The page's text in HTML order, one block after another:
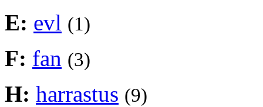
E: evl (1)
F: fan (3)
H: harrastus (9)